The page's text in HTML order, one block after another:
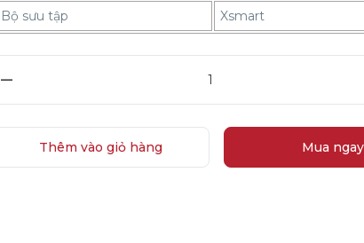
Bộ sưu tập
Xsmart
–
Thêm vào giỏ hàng Mua ngay